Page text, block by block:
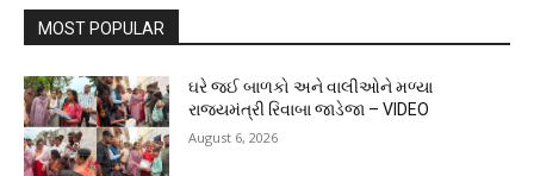
MOST POPULAR
ઘરે જઈ બાળકો અને વાલીઓને મળ્યા
રાજ્યમંત્રી રિવાબા જાડેજા – VIDEO
August 6, 2026